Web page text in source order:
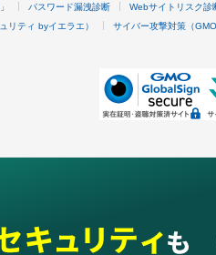
パスワード漏洩診断 Webサイトリスク診
リティ byイエラエ） サイバー攻撃対策（